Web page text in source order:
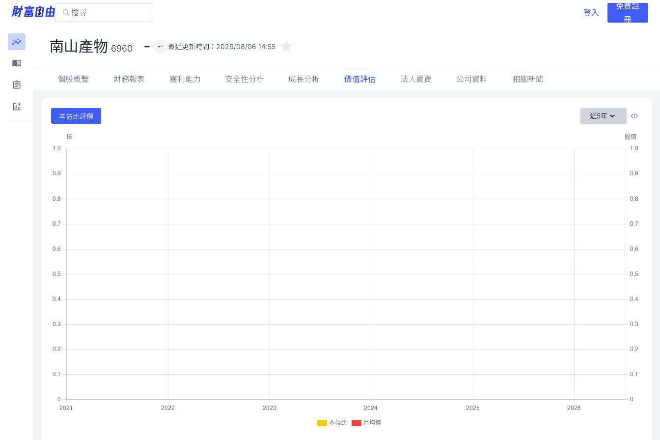
登入
免費註
冊
南山產物 6960 - - 最近更新時間： 2026/08/06 14:55
個股概覽 財務報表 獲利能力 安全性分析 成長分析 價值評估 法人買賣 公司資料 相關新聞
本益比評價 近5年
本益比 月均價